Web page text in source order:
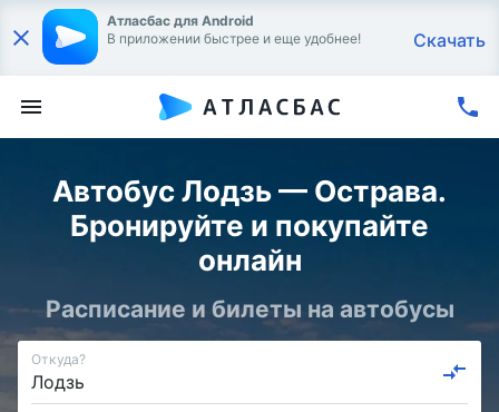
Атласбас для Android
В приложении быстрее и еще удобнее!
Скачать
Автобус Лодзь — Острава.
Бронируйте и покупайте
онлайн
Расписание и билеты на автобусы
Откуда?